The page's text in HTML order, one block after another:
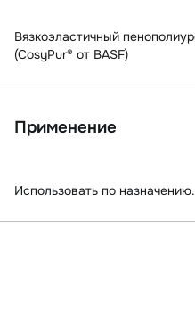
Вязкоэластичный
(CosyPur® от BASF)
Применение
Использовать по назначению.